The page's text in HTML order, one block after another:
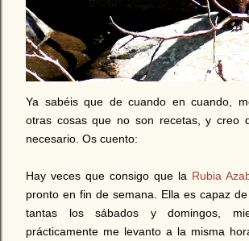
Ya sabéis que de cuando en cuando,
otras cosas que no son recetas, y creo
necesario. Os cuento:
Hay veces que consigo que la Rubia
pronto en fin de semana. Ella es capaz
tantas los sábados y domingos,
prácticamente me levanto a la misma